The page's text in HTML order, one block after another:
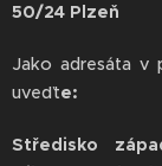
50/24 Plzeň
Jako adresáta v
uveďte:
Středisko